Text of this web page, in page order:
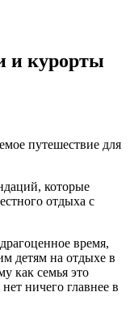
и курорты
путешествие для
которые
отдыха с
время,
детям на отдыхе в
как семья это
ничего главнее в